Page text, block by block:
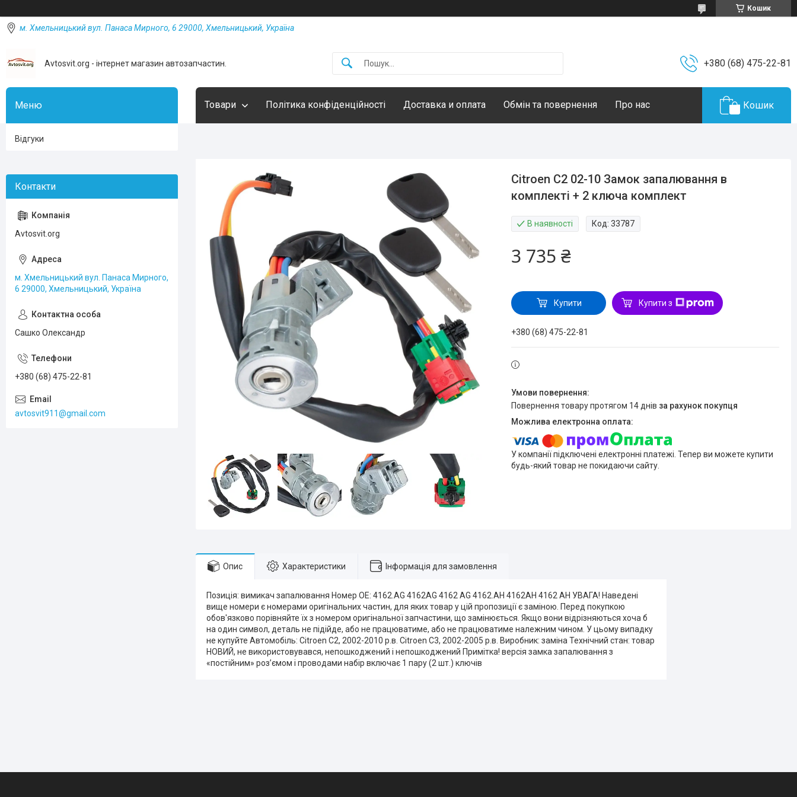
Кошик
м. Хмельницький вул. Панаса Мирного, 6 29000, Хмельницький, Україна
Avtosvit.org - інтернет магазин автозапчастин. +380 (68) 475-22-81
Товари Політика конфіденційності Доставка и оплата Обмін та повернення Про нас Кошик
Citroen C2 02-10 Замок запалювання в
комплекті + 2 ключа комплект
В наявності Код:33787
3 735 ₴
Купити Купити з
+380 (68) 475-22-81
повернення товару протягом 14 днів за рахунок покупця
У компанії підключені електронні платежі. Тепер ви можете купити
будь-який товар не покидаючи сайту.
Опис Характеристики Інформація для замовлення
Позиція: вимикач запалювання Номер OE: 4162.AG 4162AG 4162 AG 4162.AH 4162AH 4162 AH УВАГА! Наведені
вище номери є номерами оригінальних частин, для яких товар у цій пропозиції є заміною. Перед покупкою
обов'язково порівняйте їх з номером оригінальної запчастини, що замінюється. Якщо вони відрізняються хоча б
на один символ, деталь не підійде, або не працюватиме, або не працюватиме належним чином. У цьому випадку
не купуйте Автомобіль: Citroen C2, 2002-2010 р.в. Citroen C3, 2002-2005 р.в. Виробник: заміна Технічний стан: товар
НОВИЙ, не використовувався, непошкоджений і непошкоджений Примітка! версія замка запалювання з
«постійним» роз’ємом і проводами набір включає 1 пару (2 шт.) ключів
Відгуки
Avtosvit.org
м. Хмельницький вул. Панаса Мирного,
6 29000, Хмельницький, Україна
Сашко Олександр
+380 (68) 475-22-81
avtosvit911@gmail.com